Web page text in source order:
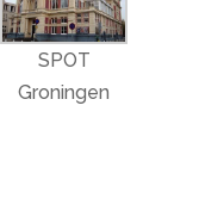
SPOT
Groningen